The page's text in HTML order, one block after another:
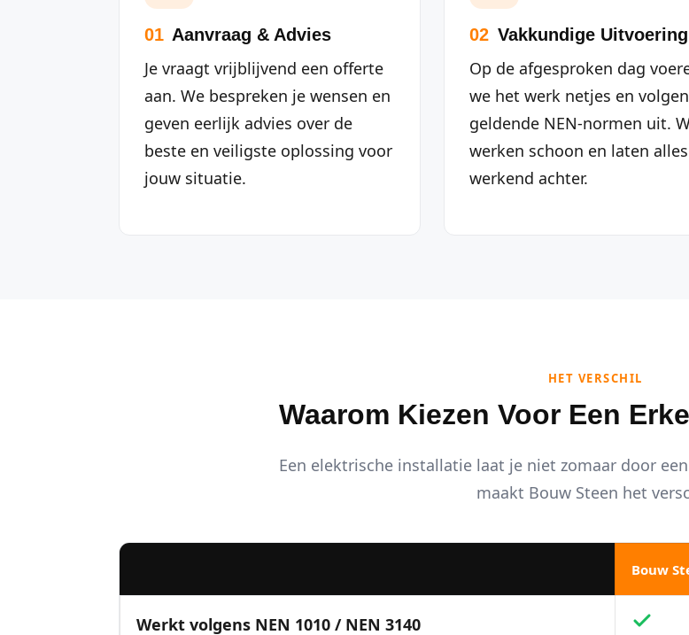
01 Aanvraag & Advies
Je vraagt vrijblijvend een offerte
aan. We bespreken je wensen en
geven eerlijk advies over de
beste en veiligste oplossing voor
jouw situatie.
02 Vakkundige Uitvoering
Op de afgesproken dag
we het werk netjes en
geldende NEN-normen uit.
werken schoon en laten alles
werkend achter.
HET VERSCHIL
Waarom Kiezen Voor Een
Een elektrische installatie laat je niet zomaar door
maakt Bouw Steen het
Bouw
Werkt volgens NEN 1010 / NEN 3140